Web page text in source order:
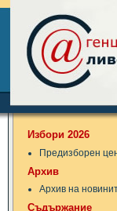
Избори 2026
Предизборен
Архив
Архив на
Съдържание